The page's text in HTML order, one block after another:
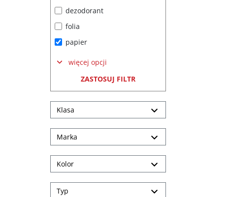
Klasa
Marka
Kolor
dezodorant
folia
papier
więcej opcji
ZASTOSUJ FILTR
Typ